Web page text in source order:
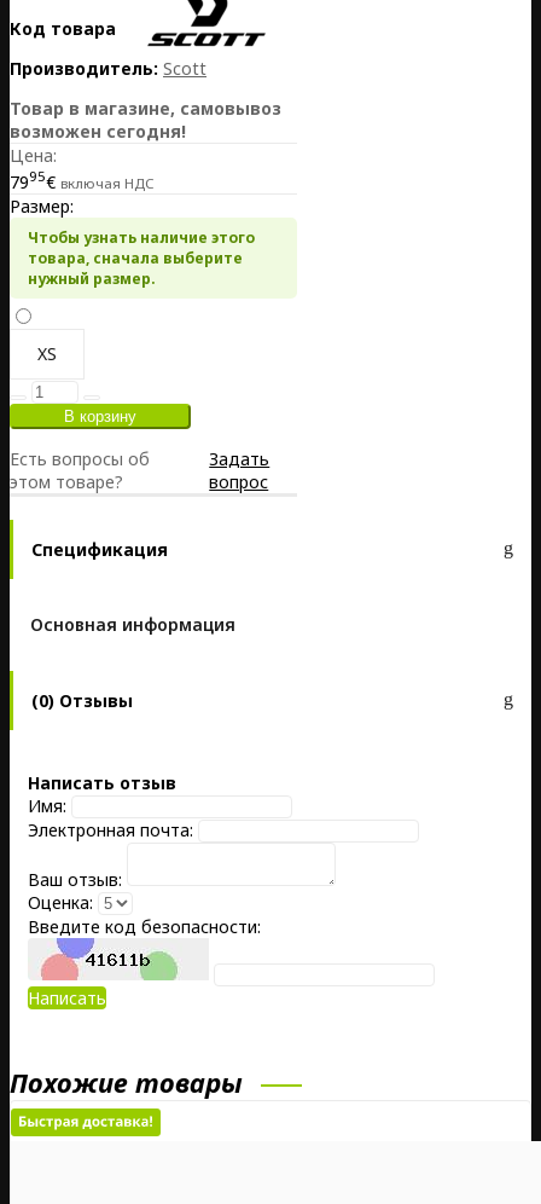
Код товара:
EE02-292019-0411
Производитель: Scott
Товар в магазине, самовывоз
возможен сегодня!
Цена:
7995€ включая НДС
Размер:
Чтобы узнать наличие этого
товара, сначала выберите
нужный размер.
XS
Есть вопросы об
этом товаре?
Задать
вопрос
Спецификация
Основная информация
(0) Отзывы
Написать отзыв
Имя:
Электронная почта:
Ваш отзыв:
Оценка:
Введите код безопасности:
Написать
Похожие товары